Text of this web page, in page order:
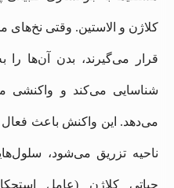
کلاژن و الاستین. وقتی
قرار می‌گیرند، بدن آن‌ها
شناسایی می‌کند و واکنشی
می‌دهد. این واکنش باعث
ناحیه تزریق می‌شود،
حیاتی کلاژن (عامل